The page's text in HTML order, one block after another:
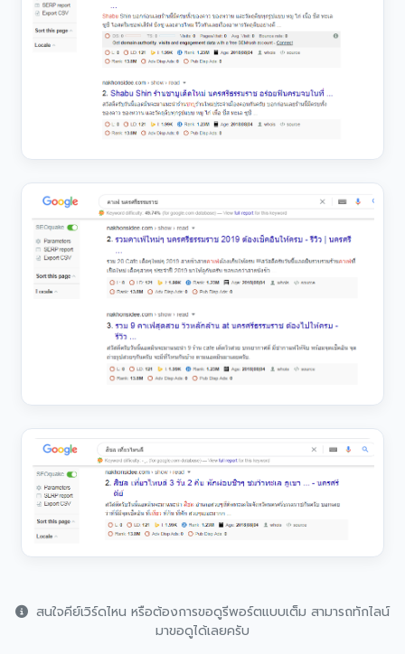
สนใจคีย์เวิร์ดไหน หรือต้องการขอดูรีพอร์ตแบบเต็ม สามารถทักไลน์
มาขอดูได้เลยครับ